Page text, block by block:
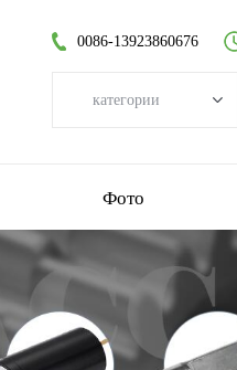
0086-13923860676
категории
бесколлекторный двигатель без сердечника
Фото